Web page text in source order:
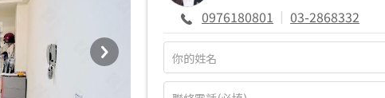
0976180801 | 03-2868332